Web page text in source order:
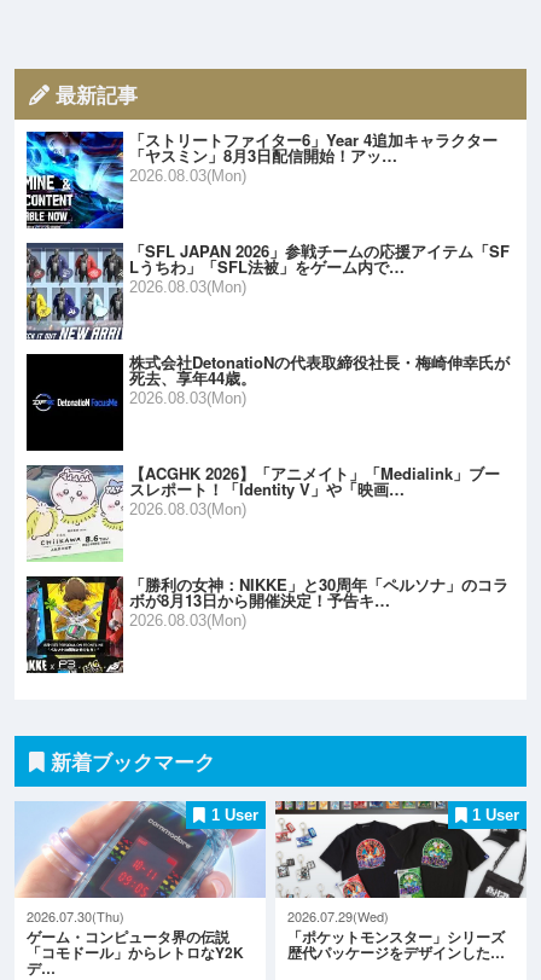
最新記事
「ストリートファイター6」Year 4追加キャラクター
「ヤスミン」8月3日配信開始！アッ…
2026.08.03(Mon)
「SFL JAPAN 2026」参戦チームの応援アイテム「SF
Lうちわ」「SFL法被」をゲーム内で…
2026.08.03(Mon)
株式会社DetonatioNの代表取締役社長・梅崎伸幸氏が
死去、享年44歳。
2026.08.03(Mon)
【ACGHK 2026】「アニメイト」「Medialink」ブー
スレポート！「Identity V」や「映画…
2026.08.03(Mon)
「勝利の女神：NIKKE」と30周年「ペルソナ」のコラ
ボが8月13日から開催決定！予告キ…
2026.08.03(Mon)
新着ブックマーク
1 User
2026.07.30(Thu)
ゲーム・コンピュータ界の伝説
「コモドール」からレトロなY2K
デ…
1 User
2026.07.29(Wed)
「ポケットモンスター」シリーズ
歴代パッケージをデザインした…